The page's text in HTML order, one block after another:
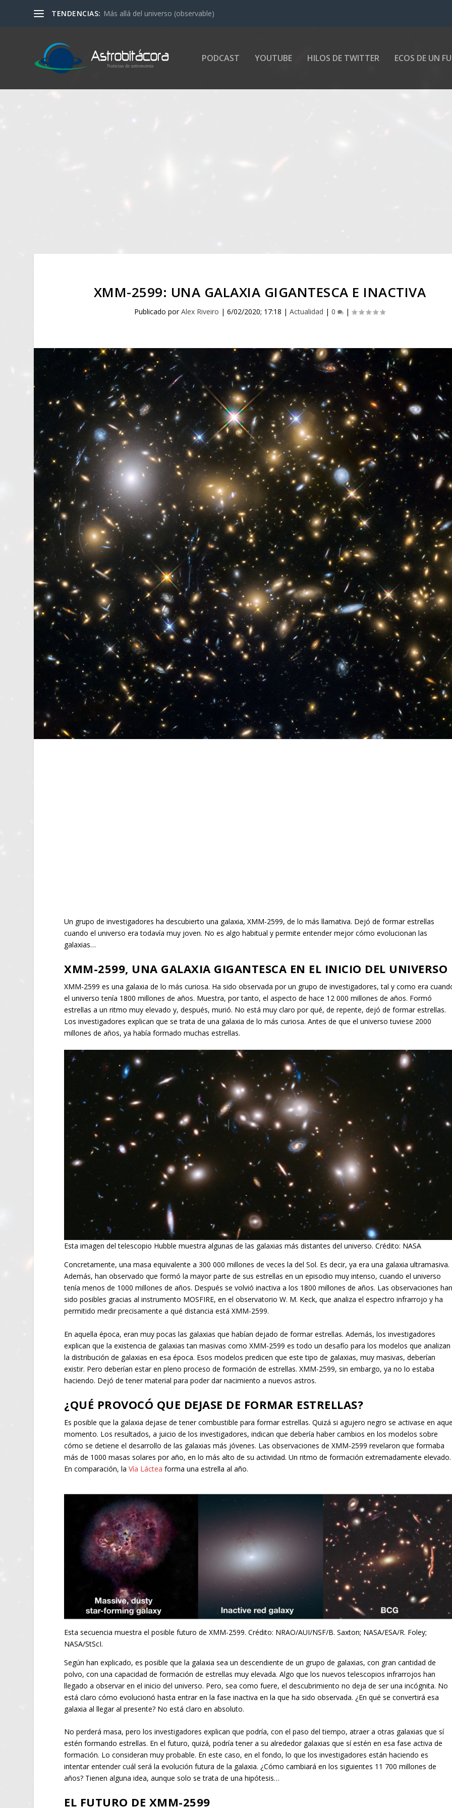
TENDENCIAS: Más allá del universo (observable)
PODCAST YOUTUBE HILOS DE TWITTER ECOS DE UN
XMM-2599: UNA GALAXIA GIGANTESCA E INACTIVA
Publicado porAlex Riveiro |6/02/2020; 17:18 |Actualidad |0 |
Un grupo de investigadores ha descubierto una galaxia, XMM-2599, de lo más llamativa. Dejó de formar estrellas
cuando el universo era todavía muy joven. No es algo habitual y permite entender mejor cómo evolucionan las
galaxias…
XMM-2599, UNA GALAXIA GIGANTESCA EN EL INICIO DEL UNIVERSO
XMM-2599 es una galaxia de lo más curiosa. Ha sido observada por un grupo de investigadores, tal y como era
el universo tenía 1800 millones de años. Muestra, por tanto, el aspecto de hace 12 000 millones de años. Formó
estrellas a un ritmo muy elevado y, después, murió. No está muy claro por qué, de repente, dejó de formar estrellas.
Los investigadores explican que se trata de una galaxia de lo más curiosa. Antes de que el universo tuviese 2000
millones de años, ya había formado muchas estrellas.
Esta imagen del telescopio Hubble muestra algunas de las galaxias más distantes del universo. Crédito: NASA
Concretamente, una masa equivalente a 300 000 millones de veces la del Sol. Es decir, ya era una galaxia ultramasiva.
Además, han observado que formó la mayor parte de sus estrellas en un episodio muy intenso, cuando el universo
tenía menos de 1000 millones de años. Después se volvió inactiva a los 1800 millones de años. Las observaciones
sido posibles gracias al instrumento MOSFIRE, en el observatorio W. M. Keck, que analiza el espectro infrarrojo y ha
permitido medir precisamente a qué distancia está XMM-2599.
En aquella época, eran muy pocas las galaxias que habían dejado de formar estrellas. Además, los investigadores
explican que la existencia de galaxias tan masivas como XMM-2599 es todo un desafío para los modelos que analizan
la distribución de galaxias en esa época. Esos modelos predicen que este tipo de galaxias, muy masivas, deberían
existir. Pero deberían estar en pleno proceso de formación de estrellas. XMM-2599, sin embargo, ya no lo estaba
haciendo. Dejó de tener material para poder dar nacimiento a nuevos astros.
¿QUÉ PROVOCÓ QUE DEJASE DE FORMAR ESTRELLAS?
Es posible que la galaxia dejase de tener combustible para formar estrellas. Quizá si agujero negro se activase en
momento. Los resultados, a juicio de los investigadores, indican que debería haber cambios en los modelos sobre
cómo se detiene el desarrollo de las galaxias más jóvenes. Las observaciones de XMM-2599 revelaron que formaba
más de 1000 masas solares por año, en lo más alto de su actividad. Un ritmo de formación extremadamente elevado.
En comparación, laVía Láctea forma una estrella al año.
Esta secuencia muestra el posible futuro de XMM-2599. Crédito: NRAO/AUI/NSF/B. Saxton; NASA/ESA/R. Foley;
NASA/StScI.
Según han explicado, es posible que la galaxia sea un descendiente de un grupo de galaxias, con gran cantidad de
polvo, con una capacidad de formación de estrellas muy elevada. Algo que los nuevos telescopios infrarrojos han
llegado a observar en el inicio del universo. Pero, sea como fuere, el descubrimiento no deja de ser una incógnita. No
está claro cómo evolucionó hasta entrar en la fase inactiva en la que ha sido observada. ¿En qué se convertirá esa
galaxia al llegar al presente? No está claro en absoluto.
No perderá masa, pero los investigadores explican que podría, con el paso del tiempo, atraer a otras galaxias que sí
estén formando estrellas. En el futuro, quizá, podría tener a su alrededor galaxias que sí estén en esa fase activa de
formación. Lo consideran muy probable. En este caso, en el fondo, lo que los investigadores están haciendo es
intentar entender cuál será la evolución futura de la galaxia. ¿Cómo cambiará en los siguientes 11 700 millones de
años? Tienen alguna idea, aunque solo se trata de una hipótesis…
EL FUTURO DE XMM-2599